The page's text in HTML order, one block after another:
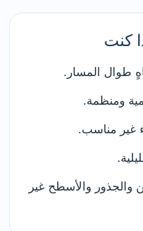
كنت
طوال المسار.
ومنظمة.
غير مناسب.
والجذور والأسطح غير